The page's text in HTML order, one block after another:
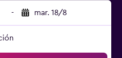
- mar. 18/8